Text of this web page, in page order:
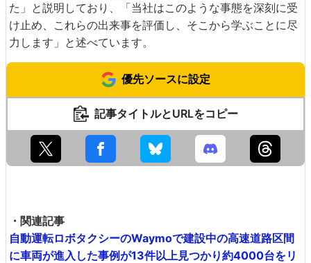
た」と説明しており、「当社はこのような事態を深刻に受
け止め、これらの出来事を評価し、そこから学ぶことに尽
力します」と述べています。
優先ソースに設定
記事タイトルとURLをコピー
・関連記事
自動運転ロボタクシーのWaymoで建設中の高速道路区間
に車両が進入した事例が13件以上見つかり約4000台をリ